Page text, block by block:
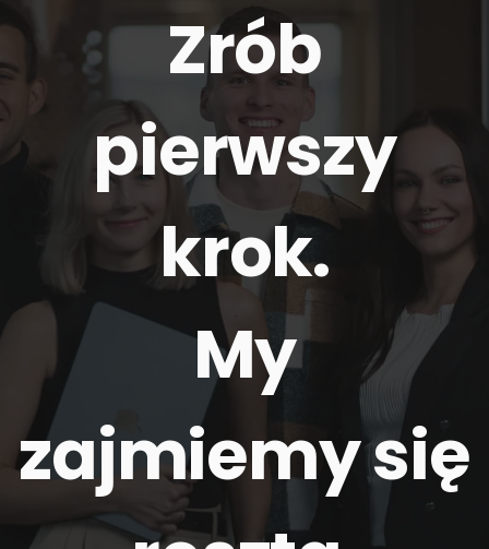
Zrób
pierwszy
krok.
My
zajmiemy się